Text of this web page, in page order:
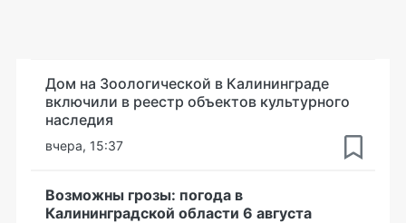
Дом на Зоологической в Калининграде
включили в реестр объектов культурного
наследия
вчера, 15:37
Возможны грозы: погода в
Калининградской области 6 августа